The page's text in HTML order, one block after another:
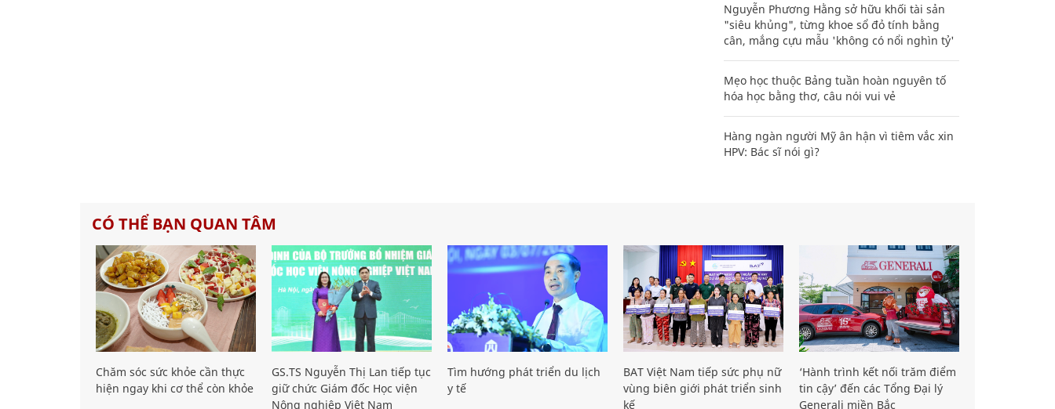
Nguyễn Phương Hằng sở hữu khối tài sản
"siêu khủng", từng khoe sổ đỏ tính bằng
cân, mắng cựu mẫu 'không có nổi nghìn tỷ'
Mẹo học thuộc Bảng tuần hoàn nguyên tố
hóa học bằng thơ, câu nói vui vẻ
Hàng ngàn người Mỹ ân hận vì tiêm vắc xin
HPV: Bác sĩ nói gì?
CÓ THỂ BẠN QUAN TÂM
Chăm sóc sức khỏe cần thực
hiện ngay khi cơ thể còn khỏe
GS.TS Nguyễn Thị Lan tiếp tục
giữ chức Giám đốc Học viện
Nông nghiệp Việt Nam
Tìm hướng phát triển du lịch
y tế
BAT Việt Nam tiếp sức phụ nữ
vùng biên giới phát triển sinh
kế
‘Hành trình kết nối trăm điểm
tin cậy’ đến các Tổng Đại lý
Generali miền Bắc